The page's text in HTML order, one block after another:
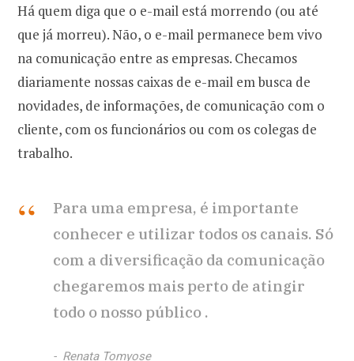
Há quem diga que o e-mail está morrendo (ou até
que já morreu). Não, o e-mail permanece bem vivo
na comunicação entre as empresas. Checamos
diariamente nossas caixas de e-mail em busca de
novidades, de informações, de comunicação com o
cliente, com os funcionários ou com os colegas de
trabalho.
Para uma empresa, é importante
conhecer e utilizar todos os canais. Só
com a diversificação da comunicação
chegaremos mais perto de atingir
todo o nosso público .
Renata Tomyose